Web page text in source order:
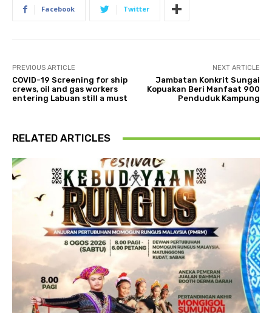
Facebook Twitter
PREVIOUS ARTICLE
COVID-19 Screening for ship
crews, oil and gas workers
entering Labuan still a must
NEXT ARTICLE
Jambatan Konkrit Sungai
Kopuakan Beri Manfaat 900
Penduduk Kampung
RELATED ARTICLES